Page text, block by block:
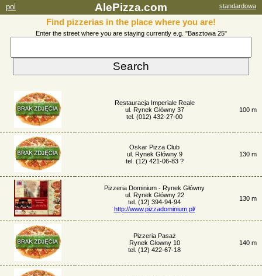
pol AlePizza.com standardowa
Find pizzerias in the place where you are!
Enter the street where you are staying currently e.g. "Basztowa 25"
Restauracja Imperiale Reale
ul. Rynek Główny 37
tel. (012) 432-27-00
100 m
Oskar Pizza Club
ul. Rynek Główny 9
tel. (12) 421-06-83 ?
130 m
Pizzeria Dominium - Rynek Główny
ul. Rynek Główny 22
tel. (12) 394-94-94
http://www.pizzadominium.pl/
130 m
Pizzeria Pasaż
Rynek Głowny 10
tel. (12) 422-67-18
140 m